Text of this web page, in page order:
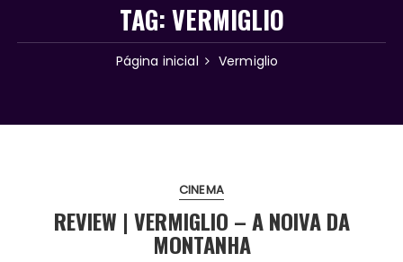
TAG:VERMIGLIO
Página inicial Vermiglio
CINEMA
REVIEW | VERMIGLIO – A NOIVA DA
MONTANHA